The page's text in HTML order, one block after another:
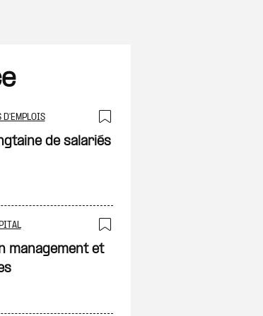
D'EMPLOIS
Ajouter à ma
de salariés
Ajouter à ma
management et